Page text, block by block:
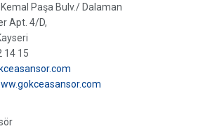
Paşa Bulv./ Dalaman
Apt. 4/D,
14 15